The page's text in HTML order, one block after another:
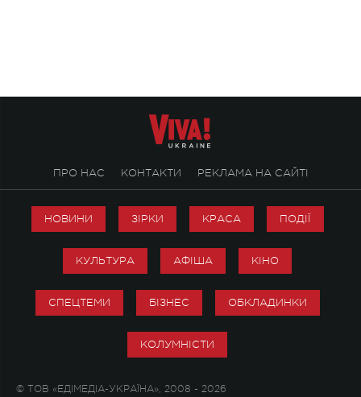
ПРО НАС КОНТАКТИ РЕКЛАМА НА САЙТІ
НОВИНИ ЗІРКИ КРАСА ПОДІЇ
КУЛЬТУРА АФІША КІНО
СПЕЦТЕМИ БІЗНЕС ОБКЛАДИНКИ
КОЛУМНІСТИ
© ТОВ «ЕДІМЕДІА-УКРАЇНА», 2008 - 2026